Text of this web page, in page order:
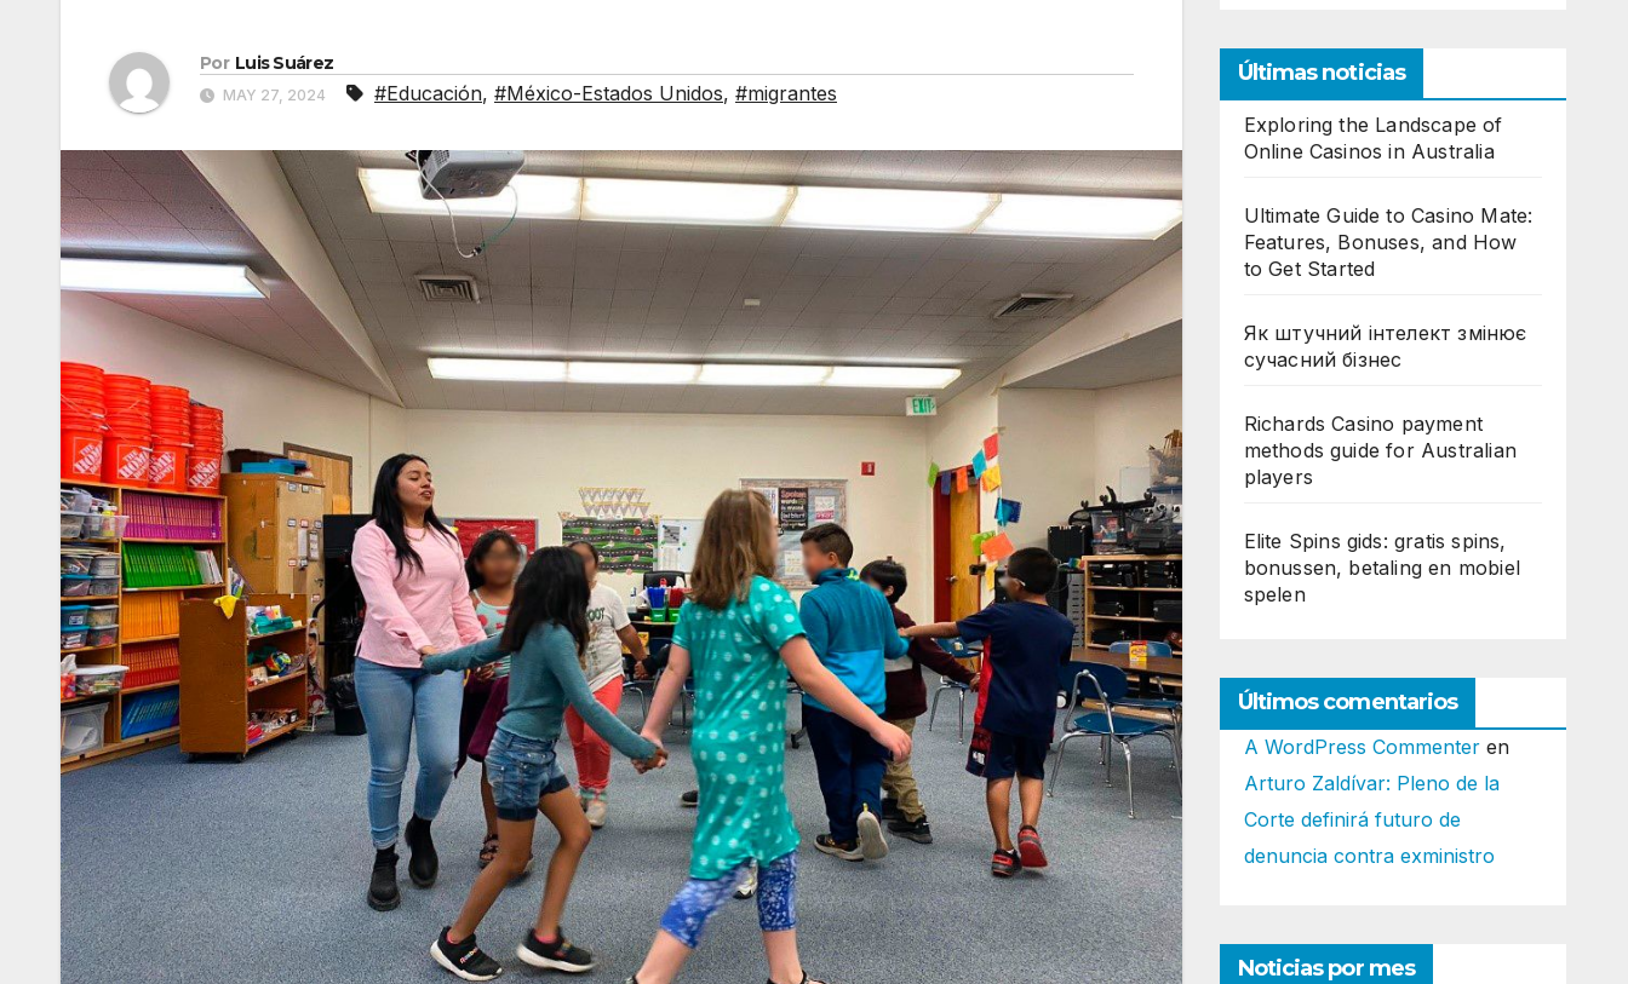
Por Luis Suárez
MAY 27, 2024 #Educación, #México-Estados Unidos, #migrantes
Últimas noticias
Exploring the Landscape of
Online Casinos in Australia
Ultimate Guide to Casino Mate:
Features, Bonuses, and How
to Get Started
Як штучний інтелект змінює
сучасний бізнес
Richards Casino payment
methods guide for Australian
players
Elite Spins gids: gratis spins,
bonussen, betaling en mobiel
spelen
Últimos comentarios
A WordPress Commenteren
Arturo Zaldívar: Pleno de la
Corte definirá futuro de
denuncia contra exministro
Noticias por mes